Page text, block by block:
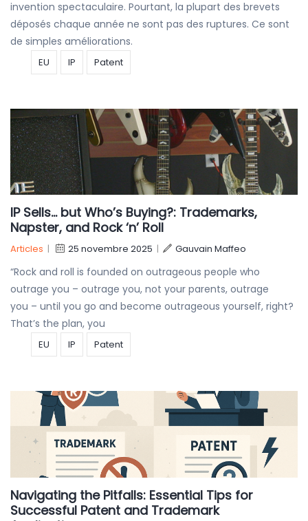
invention spectaculaire. Pourtant, la plupart des brevets
déposés chaque année ne sont pas des ruptures. Ce sont
de simples améliorations.
EU IP Patent
IP Sells… but Who’s Buying?: Trademarks,
Napster, and Rock ‘n’ Roll
Articles | 25 novembre 2025 | Gauvain Maffeo
“Rock and roll is founded on outrageous people who
outrage you – outrage you, not your parents, outrage
you – until you go and become outrageous yourself, right?
That’s the plan, you
EU IP Patent
Navigating the Pitfalls: Essential Tips for
Successful Patent and Trademark